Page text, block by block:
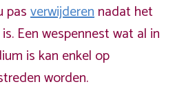
pasverwijderennadat het
Een wespennest wat al in
is kan enkel op
worden.